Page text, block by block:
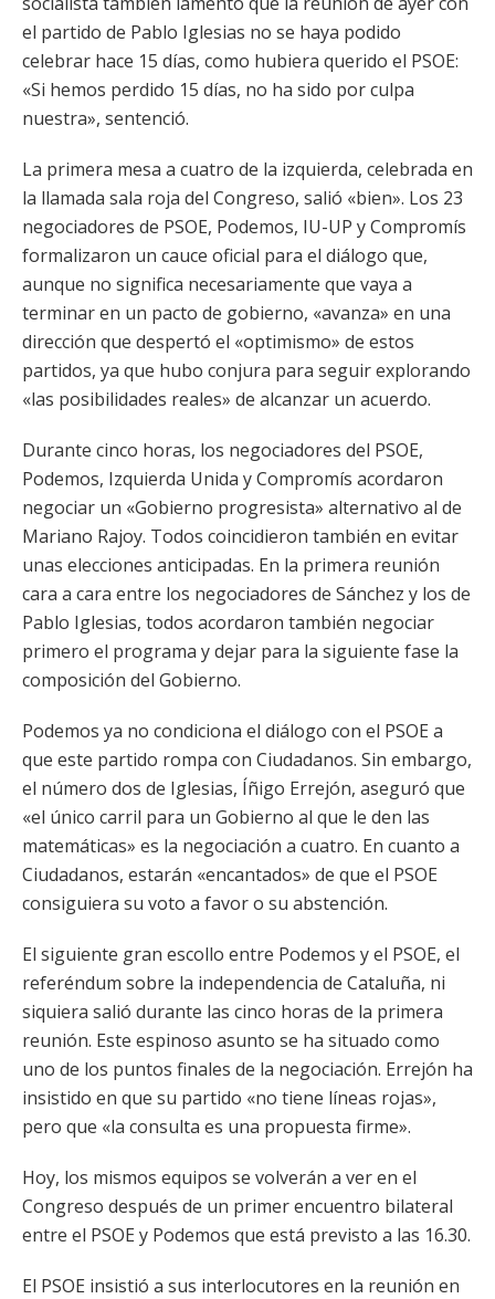
el partido de Pablo Iglesias no se haya podido
celebrar hace 15 días, como hubiera querido el PSOE:
«Si hemos perdido 15 días, no ha sido por culpa
nuestra», sentenció.
La primera mesa a cuatro de la izquierda, celebrada en
la llamada sala roja del Congreso, salió «bien». Los 23
negociadores de PSOE, Podemos, IU-UP y Compromís
formalizaron un cauce oficial para el diálogo que,
aunque no significa necesariamente que vaya a
terminar en un pacto de gobierno, «avanza» en una
dirección que despertó el «optimismo» de estos
partidos, ya que hubo conjura para seguir explorando
«las posibilidades reales» de alcanzar un acuerdo.
Durante cinco horas, los negociadores del PSOE,
Podemos, Izquierda Unida y Compromís acordaron
negociar un «Gobierno progresista» alternativo al de
Mariano Rajoy. Todos coincidieron también en evitar
unas elecciones anticipadas. En la primera reunión
cara a cara entre los negociadores de Sánchez y los de
Pablo Iglesias, todos acordaron también negociar
primero el programa y dejar para la siguiente fase la
composición del Gobierno.
Podemos ya no condiciona el diálogo con el PSOE a
que este partido rompa con Ciudadanos. Sin embargo,
el número dos de Iglesias, Íñigo Errejón, aseguró que
«el único carril para un Gobierno al que le den las
matemáticas» es la negociación a cuatro. En cuanto a
Ciudadanos, estarán «encantados» de que el PSOE
consiguiera su voto a favor o su abstención.
El siguiente gran escollo entre Podemos y el PSOE, el
referéndum sobre la independencia de Cataluña, ni
siquiera salió durante las cinco horas de la primera
reunión. Este espinoso asunto se ha situado como
uno de los puntos finales de la negociación. Errejón ha
insistido en que su partido «no tiene líneas rojas»,
pero que «la consulta es una propuesta firme».
Hoy, los mismos equipos se volverán a ver en el
Congreso después de un primer encuentro bilateral
entre el PSOE y Podemos que está previsto a las 16.30.
El PSOE insistió a sus interlocutores en la reunión en